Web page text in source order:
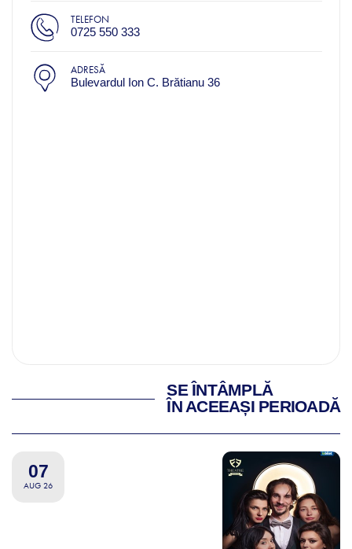
TELEFON
0725 550 333
ADRESĂ
Bulevardul Ion C. Brătianu 36
SE ÎNTÂMPLĂ
ÎN ACEEAȘI PERIOADĂ
07
AUG 26